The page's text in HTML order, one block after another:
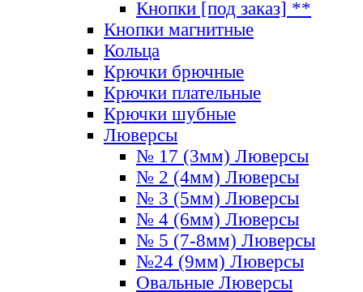
Кнопки [под заказ] **
Кнопки магнитные
Кольца
Крючки брючные
Крючки плательные
Крючки шубные
Люверсы
№ 17 (3мм) Люверсы
№ 2 (4мм) Люверсы
№ 3 (5мм) Люверсы
№ 4 (6мм) Люверсы
№ 5 (7-8мм) Люверсы
№24 (9мм) Люверсы
Овальные Люверсы